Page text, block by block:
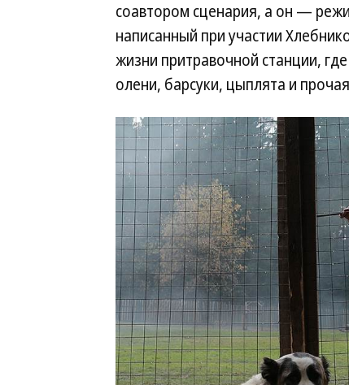
соавтором сценария, а он —
написанный при участии
жизни притравочной станции,
олени, барсуки, цыплята и